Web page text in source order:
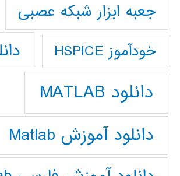
جعبه ابزار شبکه عصبی
خودآموز HSPICE
دانلود MATLAB
دانلود آموزش Matlab